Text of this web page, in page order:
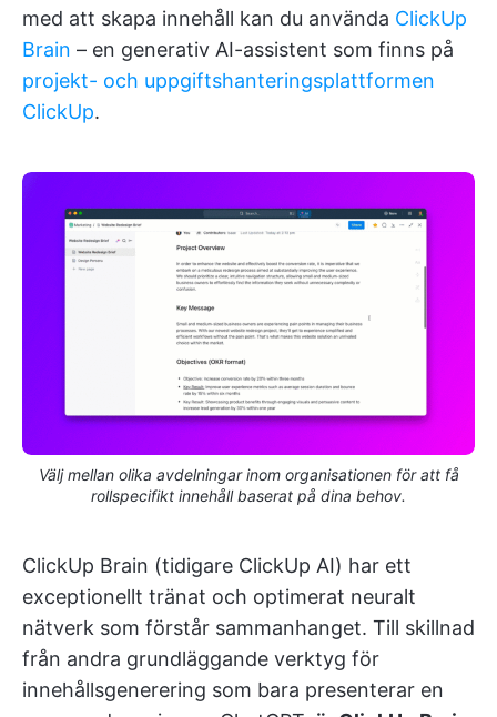
med att skapa innehåll kan du använda ClickUp
Brain – en generativ AI-assistent som finns på
projekt- och uppgiftshanteringsplattformen
ClickUp.
Välj mellan olika avdelningar inom organisationen för att få
rollspecifikt innehåll baserat på dina behov.
ClickUp Brain (tidigare ClickUp AI) har ett
exceptionellt tränat och optimerat neuralt
nätverk som förstår sammanhanget. Till skillnad
från andra grundläggande verktyg för
innehållsgenerering som bara presenterar en